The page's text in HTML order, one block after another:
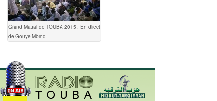
Grand Magal de TOUBA 2015 : En direct
de Gouye Mbind